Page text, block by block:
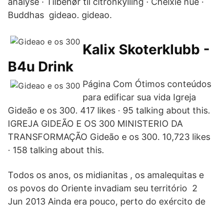
Buddhas gideao. gideao.
Kalix Skoterklubb -
B4u Drink
Página Com Ótimos conteúdos
para edificar sua vida Igreja
Gideão e os 300. 417 likes · 95 talking about this.
IGREJA GIDEÃO E OS 300 MINISTERIO DA
TRANSFORMAÇÃO Gideão e os 300. 10,723 likes
· 158 talking about this.
Todos os anos, os midianitas , os amalequitas e
os povos do Oriente invadiam seu território 2
Jun 2013 Ainda era pouco, perto do exército de